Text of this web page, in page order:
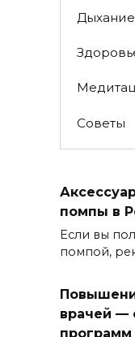
Дыхание
Советы
помпы в
Если вы
помпой,
врачей —